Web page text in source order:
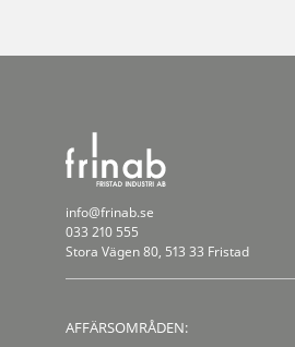
info@frinab.se
033 210 555
Stora Vägen 80, 513 33 Fristad
AFFÄRSOMRÅDEN: